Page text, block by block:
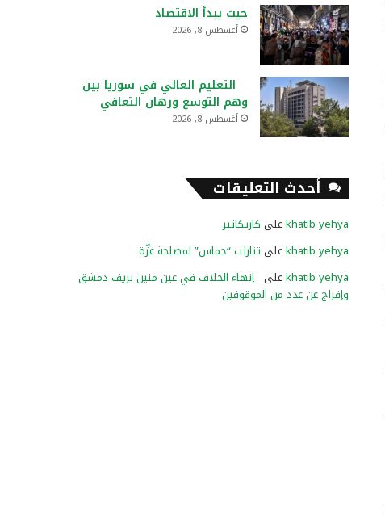
حيث يبدأ الاقتصاد
أغسطس 8, 2026
التعليم العالي في سوريا بين
وهم التوسع ورهان التعافي
أغسطس 8, 2026
أحدث التعليقات
khatib yehyaعلى كاريكاتير
khatib yehyaعلى تنازلت “حماس” لمصلحة غزّة
khatib yehyaعلى إنهاء الخلاف في عين منين بريف دمشق
وإفراج عن عدد من الموقوفين